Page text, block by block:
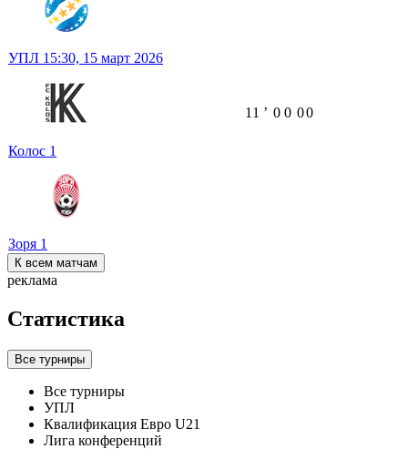
УПЛ 15:30, 15 март 2026
Колос 1
Зоря 1
11 ʼ 0 0 00
К всем матчам
реклама
Статистика
Все турниры
Все турниры
УПЛ
Квалификация Евро U21
Лига конференций